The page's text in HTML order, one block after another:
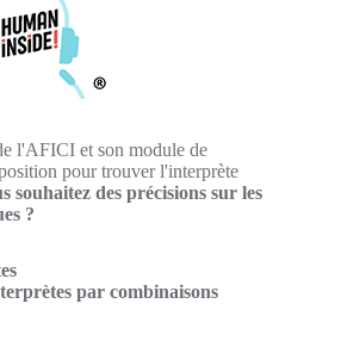
l'AFICI et son module de
pour trouver l'interprète
souhaitez des précisions sur les
?
par combinaisons